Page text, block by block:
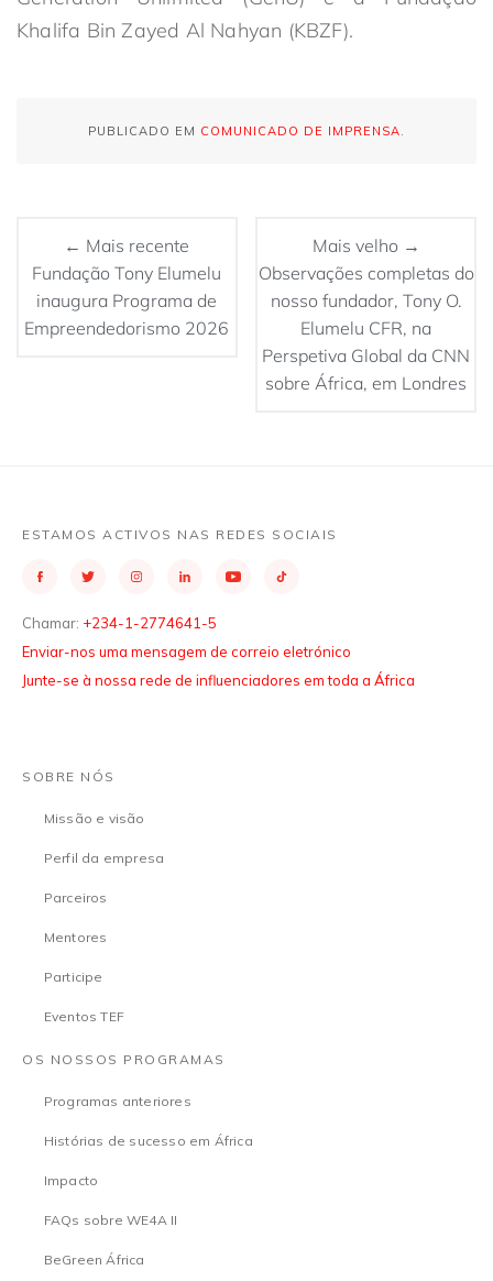
Khalifa Bin Zayed Al Nahyan (KBZF).
PUBLICADO EM COMUNICADO DE IMPRENSA.
← Mais recente
Fundação Tony Elumelu
inaugura Programa de
Empreendedorismo 2026
Mais velho →
Observações completas do
nosso fundador, Tony O.
Elumelu CFR, na
Perspetiva Global da CNN
sobre África, em Londres
ESTAMOS ACTIVOS NAS REDES SOCIAIS
Chamar: +234-1-2774641-5
Enviar-nos uma mensagem de correio eletrónico
Junte-se à nossa rede de influenciadores em toda a África
SOBRE NÓS
Missão e visão
Perfil da empresa
Parceiros
Mentores
Participe
Eventos TEF
OS NOSSOS PROGRAMAS
Programas anteriores
Histórias de sucesso em África
Impacto
FAQs sobre WE4A II
BeGreen África